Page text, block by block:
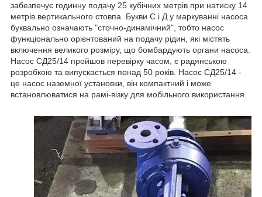
забезпечує годинну подачу 25 кубічних метрів при натиску 14
метрів вертикального стовпа. Букви С і Д у маркуванні насоса
буквально означають "сточно-динамічний", тобто насос
функціонально орієнтований на подачу рідин, які містять
включення великого розміру, що бомбардують органи насоса.
Насос СД25/14 пройшов перевірку часом, є радянською
розробкою та випускається понад 50 років. Насос СД25/14 -
це насос наземної установки, він компактний і може
встановлюватися на рамі-візку для мобільного використання.